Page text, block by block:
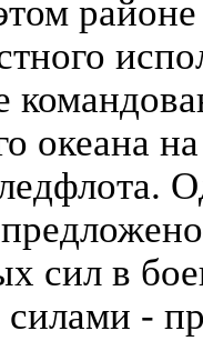
океана
сил в
-